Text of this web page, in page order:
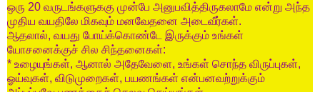
ஒரு 20 வருடங்களுககு முன்பே அனுபவித்திருகலாமே என்று அந்த
முதிய வயதிலே மிகவும் மனவேதனை அடைவீர்கள்.
ஆதலால், வயது போய்க்கொண்டே இருக்கும் உங்கள்
யோசனைக்குச் சில சிந்தனைகள்:
* உழையுங்கள், ஆனால் அதேவேளை, உங்கள் சொந்த விருப்புகள்,
ஓய்வுகள், விடுமுறைகள், பயணங்கள் என்பனவற்றுக்கும்